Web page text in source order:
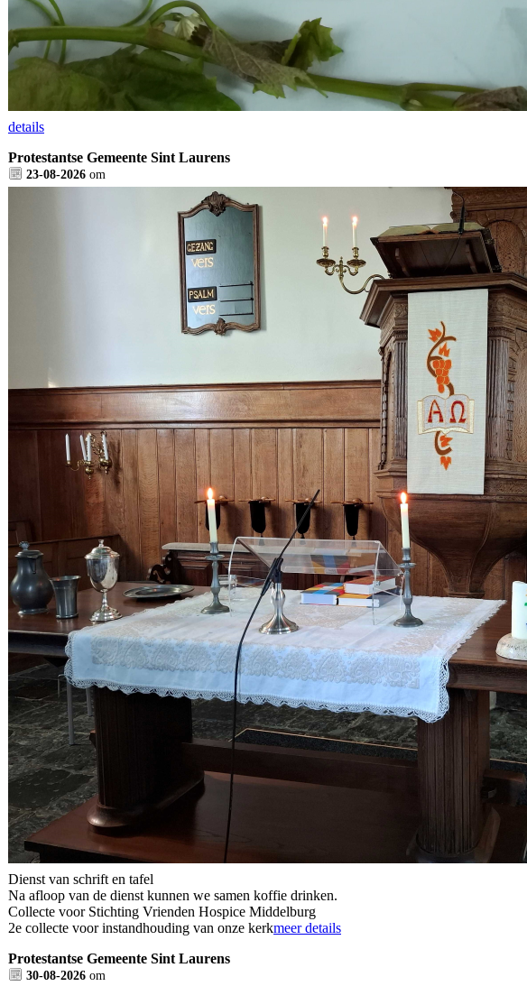
details
Protestantse Gemeente Sint Laurens
23-08-2026 om
Dienst van schrift en tafel
Na afloop van de dienst kunnen we samen koffie drinken.
Collecte voor Stichting Vrienden Hospice Middelburg
2e collecte voor instandhouding van onze kerkmeer details
Protestantse Gemeente Sint Laurens
30-08-2026 om